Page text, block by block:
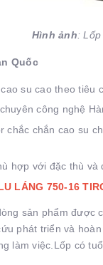
Hình ảnh:
Quốc
su cao theo tiêu
công nghệ
chắc chắn cao su
hợp với đặc thù và
LÁNG 750-16
sản phẩm được
phát triển và
làm việc.Lốp có